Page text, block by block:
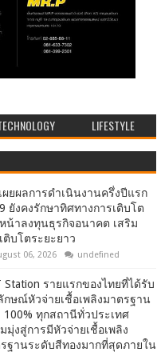
LIFESTYLE
ผยผลการดำเนินงานครึ่งปีแรก
ยังคงรักษาทิศทางการเติบโต
น้าลงทุนธุรกิจอนาคต เสริม
ติบโตระยะยาว
06, 2026 undefined
Station รายแรกของไทยที่ได้รับ
ษณ์หัวจ่ายเชื้อเพลิงมาตรฐาน
100% ทุกสถานีทั่วประเทศ
มุ่งสู่การมีหัวจ่ายเชื้อเพลิง
ฐานระดับสีทองมากที่สุดภายใน